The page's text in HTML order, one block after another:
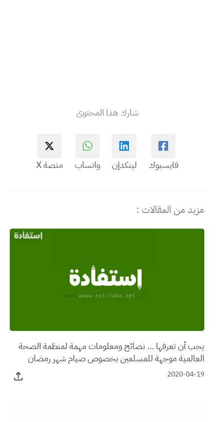
شارك هذا المحتوى
فايسبوك لينكدإن واتساب منصة X
مزيد من المقالات :
يجب أن تعرفها … نصائح ومعلومات مهمة لمنظمة الصحة
العالمية موجهة للمسلمين بخصوص صيام شهر رمضان
2020-04-19